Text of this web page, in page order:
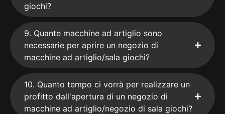
giochi?
9. Quante macchine ad artiglio sono
necessarie per aprire un negozio di
macchine ad artiglio/sala giochi?
10. Quanto tempo ci vorrà per realizzare un
profitto dall'apertura di un negozio di
macchine ad artiglio/negozio di sala giochi?